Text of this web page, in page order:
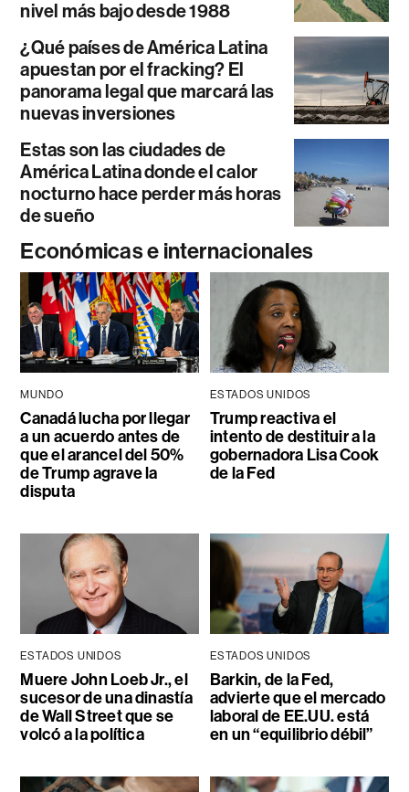
nivel más bajo desde 1988
¿Qué países de América Latina
apuestan por el fracking? El
panorama legal que marcará las
nuevas inversiones
Estas son las ciudades de
América Latina donde el calor
nocturno hace perder más horas
de sueño
Económicas e internacionales
MUNDO
Canadá lucha por llegar
a un acuerdo antes de
que el arancel del 50%
de Trump agrave la
disputa
ESTADOS UNIDOS
Trump reactiva el
intento de destituir a la
gobernadora Lisa Cook
de la Fed
ESTADOS UNIDOS
Muere John Loeb Jr., el
sucesor de una dinastía
de Wall Street que se
volcó a la política
ESTADOS UNIDOS
Barkin, de la Fed,
advierte que el mercado
laboral de EE.UU. está
en un “equilibrio débil”